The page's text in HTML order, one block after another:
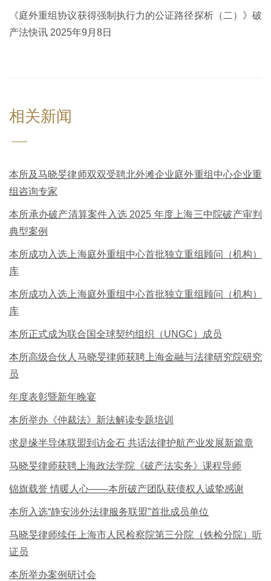
《庭外重组协议获得强制执行力的公证路径探析（二）》破
产法快讯 2025年9月8日
相关新闻
本所及马晓旻律师双双受聘北外滩企业庭外重组中心企业重
组咨询专家
本所承办破产清算案件入选 2025 年度上海三中院破产审判
典型案例
本所成功入选上海庭外重组中心首批独立重组顾问（机构）
库
本所成功入选上海庭外重组中心首批独立重组顾问（机构）
库
本所正式成为联合国全球契约组织（UNGC）成员
本所高级合伙人马晓旻律师获聘上海金融与法律研究院研究
员
年度表彰暨新年晚宴
本所举办《仲裁法》新法解读专题培训
求是缘半导体联盟到访金石 共话法律护航产业发展新篇章
马晓旻律师获聘上海政法学院《破产法实务》课程导师
锦旗载誉 情暖人心——本所破产团队获债权人诚挚感谢
本所入选“静安涉外法律服务联盟”首批成员单位
马晓旻律师续任上海市人民检察院第三分院（铁检分院）听
证员
本所举办案例研讨会